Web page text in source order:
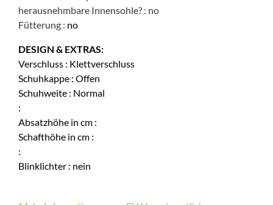
herausnehmbare Innensohle? : no
Fütterung : no
DESIGN & EXTRAS:
Verschluss : Klettverschluss
Schuhkappe : Offen
Schuhweite : Normal
:
Absatzhöhe in cm :
Schafthöhe in cm :
:
Blinklichter : nein